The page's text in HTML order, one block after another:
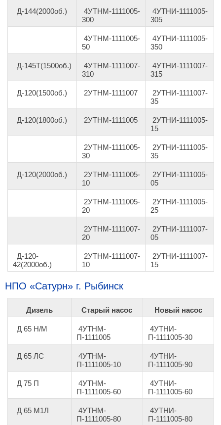
Д-144(2000об.)
4УТНМ-1111005-
300
4УТНИ-1111005-
305
4УТНМ-1111005-
50
4УТНИ-1111005-
350
Д-145Т(1500об.)
4УТНМ-1111007-
310
4УТНИ-1111007-
315
Д-120(1500об.) 2УТНМ-1111007
2УТНИ-1111007-
35
Д-120(1800об.) 2УТНМ-1111005
2УТНИ-1111005-
15
2УТНМ-1111005-
30
2УТНИ-1111005-
35
Д-120(2000об.)
2УТНМ-1111005-
10
2УТНИ-1111005-
05
2УТНМ-1111005-
20
2УТНИ-1111005-
25
2УТНМ-1111007-
20
2УТНИ-1111007-
05
Д-120-
42(2000об.)
2УТНМ-1111007-
10
2УТНИ-1111007-
15
НПО «Сатурн» г. Рыбинск
Дизель Старый насос Новый насос
Д 65 Н/М
4УТНМ-
П-1111005
4УТНИ-
П-1111005-30
Д 65 ЛС
4УТНМ-
П-1111005-10
4УТНИ-
П-1111005-90
Д 75 П
4УТНМ-
П-1111005-60
4УТНИ-
П-1111005-60
Д 65 М1Л
4УТНМ-
П-1111005-80
4УТНИ-
П-1111005-80